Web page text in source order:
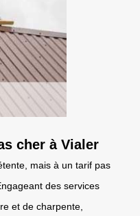
cher à Vialer
mais à un tarif pas
des services
et de charpente,